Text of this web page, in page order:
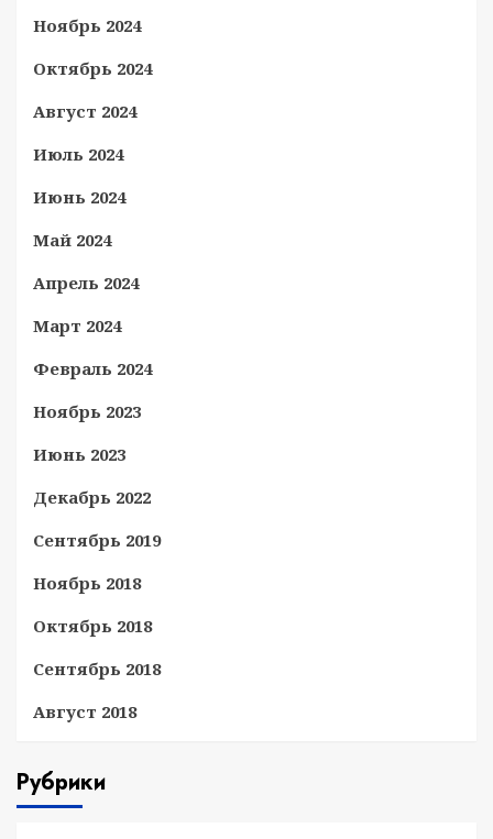
Ноябрь 2024
Октябрь 2024
Август 2024
Июль 2024
Июнь 2024
Май 2024
Апрель 2024
Март 2024
Февраль 2024
Ноябрь 2023
Июнь 2023
Декабрь 2022
Сентябрь 2019
Ноябрь 2018
Октябрь 2018
Сентябрь 2018
Август 2018
Рубрики